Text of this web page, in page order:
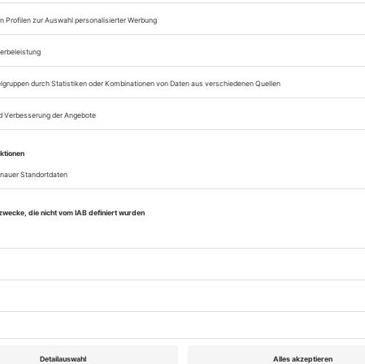
Lesegenuss auf
Zugang zum
Theater heute
Sie können alle Vorteile
sofort nutzen
Digital-Abo testen